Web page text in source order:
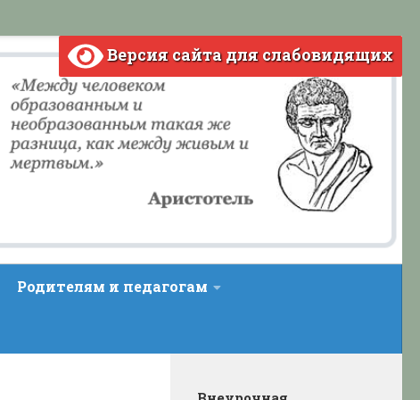
Версия сайта для слабовидящих
Родителям и педагогам